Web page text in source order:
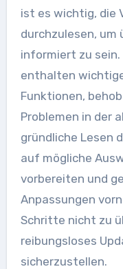
ist es wichtig, die
durchzulesen, um
informiert zu sein.
enthalten
Funktionen,
Problemen in der
gründliche Lesen
auf mögliche
vorbereiten und
Anpassungen
Schritte nicht zu
reibungsloses
sicherzustellen.